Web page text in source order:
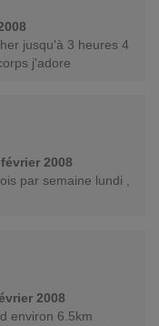
jusqu'à 3 heures 4
j'adore
2008
par semaine lundi ,
2008
environ 6.5km